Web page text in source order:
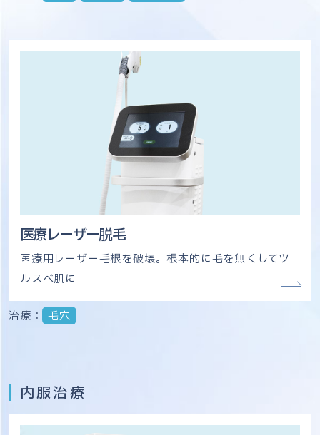
医療レーザー脱毛
医療用レーザー毛根を破壊。根本的に毛を無くしてツ
ルスベ肌に
治療： 毛穴
内服治療